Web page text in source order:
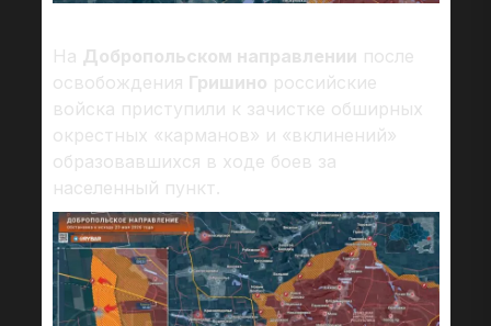
На Добропольском направлении после
освобождения Гришино российские
войска приступили к зачистке обширных
окрестных «карманов» и «вклинений»
образовавшихся в ходе боев за
населенный пункт.